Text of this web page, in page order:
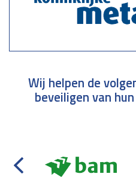
Wij helpen de
beveiligen van